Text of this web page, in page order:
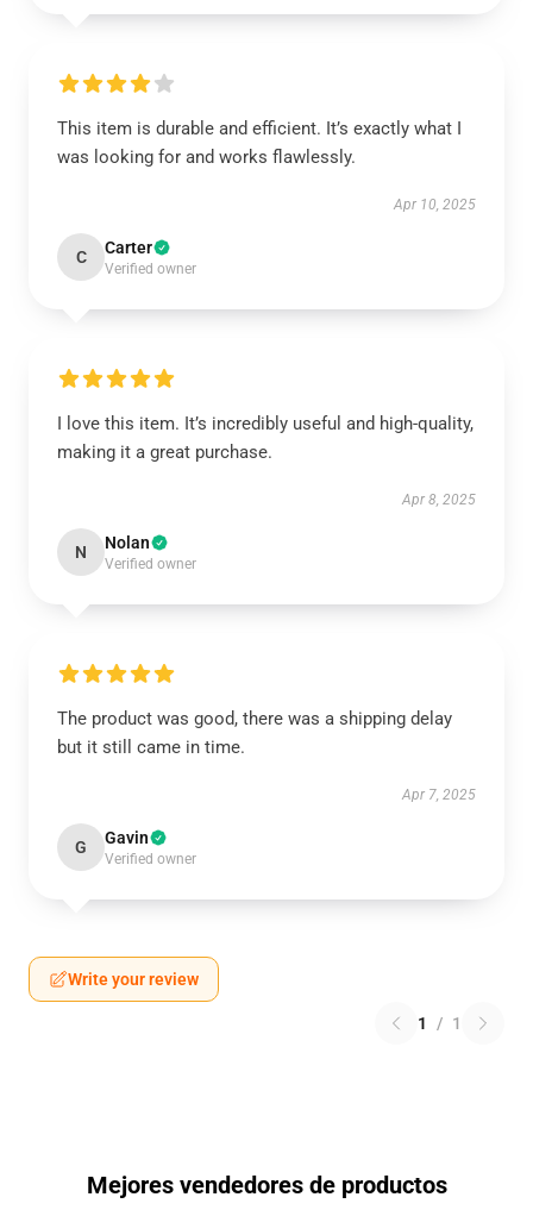
This item is durable and efficient. It’s exactly what I
was looking for and works flawlessly.
Apr 10, 2025
C Carter
Verified owner
I love this item. It’s incredibly useful and high-quality,
making it a great purchase.
Apr 8, 2025
N Nolan
Verified owner
The product was good, there was a shipping delay
but it still came in time.
Apr 7, 2025
G Gavin
Verified owner
Write your review
1 / 1
Mejores vendedores de productos